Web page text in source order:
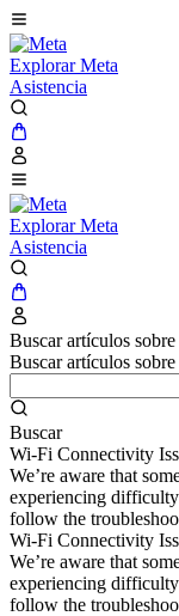
Explorar Meta
Asistencia
Explorar Meta
Asistencia
Buscar artículos
Buscar artículos
Buscar
Wi-Fi Connectivity
We’re aware that
experiencing
follow the
Wi-Fi Connectivity
We’re aware that
experiencing
follow the